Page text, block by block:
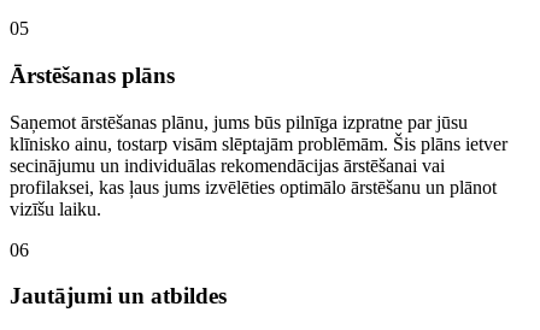
05
Ārstēšanas plāns
Saņemot ārstēšanas plānu, jums būs pilnīga izpratne par jūsu
klīnisko ainu, tostarp visām slēptajām problēmām. Šis plāns ietver
secinājumu un individuālas rekomendācijas ārstēšanai vai
profilaksei, kas ļaus jums izvēlēties optimālo ārstēšanu un plānot
vizīšu laiku.
06
Jautājumi un atbildes